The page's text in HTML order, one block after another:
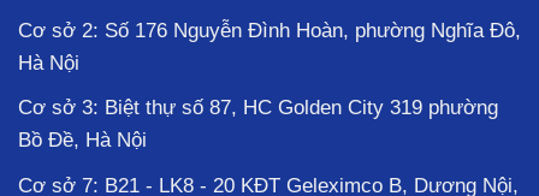
Cơ sở 2: Số 176 Nguyễn Đình Hoàn, phường Nghĩa Đô,
Hà Nội
Cơ sở 3: Biệt thự số 87, HC Golden City 319 phường
Bồ Đề, Hà Nội
Cơ sở 7: B21 - LK8 - 20 KĐT Geleximco B, Dương Nội,